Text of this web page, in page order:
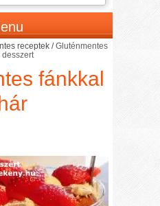
receptek /Gluténmentes
desszert
fánkkal